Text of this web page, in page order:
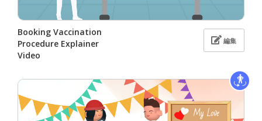
Booking Vaccination
Procedure Explainer
Video
編集